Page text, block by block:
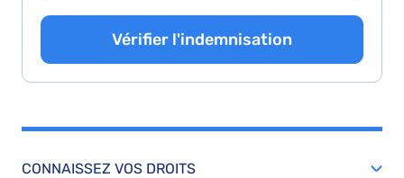
Vérifier l'indemnisation
CONNAISSEZ VOS DROITS